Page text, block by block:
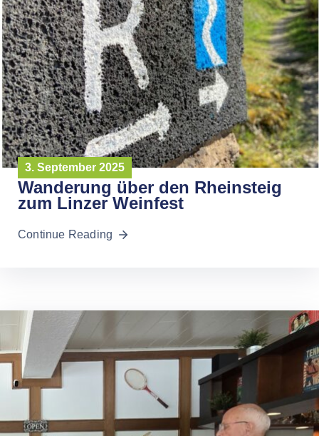
3. September 2025
Wanderung über den Rheinsteig
zum Linzer Weinfest
Continue Reading